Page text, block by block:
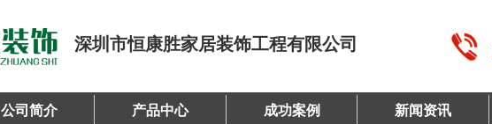
深圳市恒康胜家居装饰工程有限公司
公司简介 产品中心 成功案例 新闻资讯